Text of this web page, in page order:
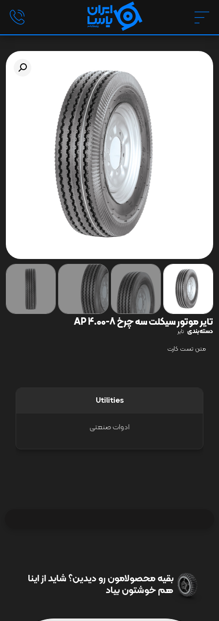
تایر موتور سیکلت سه چرخ 8-4.00 AP
دسته‌بندی تایر
متن تست کارت
Utilities
ادوات صنعتی
بقیه محصولامون رو دیدین؟ شاید از اینا
هم خوشتون بیاد